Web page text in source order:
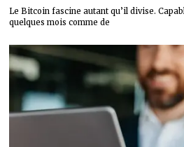
Le Bitcoin fascine autant qu’il divise.
quelques mois comme de